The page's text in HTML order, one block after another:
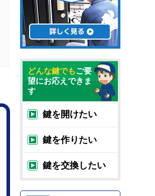
どんな鍵でもご要
望にお応えできま
す
鍵を開けたい
鍵を作りたい
鍵を交換したい